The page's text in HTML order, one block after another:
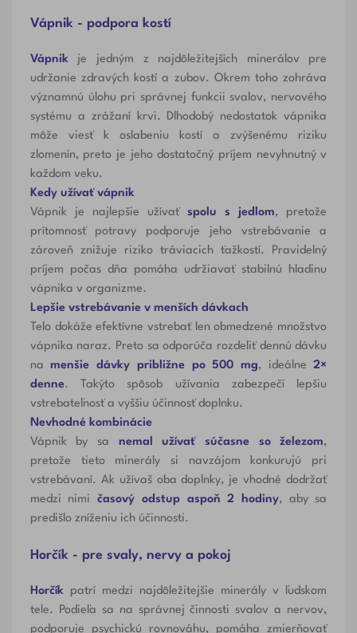
Vápnik - podpora kostí
Vápnikje jedným z najdôležitejších minerálov pre
udržanie zdravých kostí a zubov. Okrem toho zohráva
významnú úlohu pri správnej funkcii svalov, nervového
systému a zrážaní krvi. Dlhodobý nedostatok vápnika
môže viesť k oslabeniu kostí a zvýšenému riziku
zlomenín, preto je jeho dostatočný príjem nevyhnutný v
každom veku.
Kedy užívať vápnik
Vápnik je najlepšie užívaťspolu s jedlom, pretože
prítomnosť potravy podporuje jeho vstrebávanie a
zároveň znižuje riziko tráviacich ťažkostí. Pravidelný
príjem počas dňa pomáha udržiavať stabilnú hladinu
vápnika v organizme.
Lepšie vstrebávanie v menších dávkach
Telo dokáže efektívne vstrebať len obmedzené množstvo
vápnika naraz. Preto sa odporúča rozdeliť dennú dávku
namenšie dávky približne po 500 mg, ideálne2×
denne. Takýto spôsob užívania zabezpečí lepšiu
vstrebateľnosť a vyššiu účinnosť doplnku.
Nevhodné kombinácie
Vápnik by sa nemal užívať súčasne so železom,
pretože tieto minerály si navzájom konkurujú pri
vstrebávaní. Ak užívaš oba doplnky, je vhodné dodržať
medzi nimičasový odstup aspoň 2 hodiny, aby sa
predišlo zníženiu ich účinnosti.
Horčík - pre svaly, nervy a pokoj
Horčíkpatrí medzi najdôležitejšie minerály v ľudskom
tele. Podieľa sa na správnej činnosti svalov a nervov,
podporuje psychickú rovnováhu, pomáha zmierňovať